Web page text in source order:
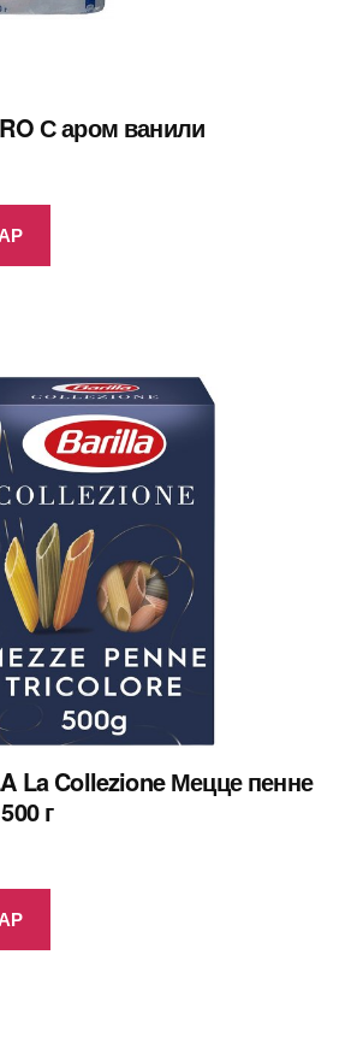
С аром ванили
La Collezione Мецце пенне
г